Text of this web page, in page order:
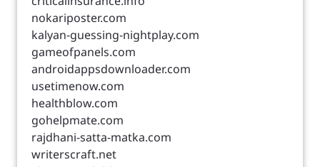
nokariposter.com
kalyan-guessing-nightplay.com
gameofpanels.com
androidappsdownloader.com
usetimenow.com
healthblow.com
gohelpmate.com
rajdhani-satta-matka.com
writerscraft.net